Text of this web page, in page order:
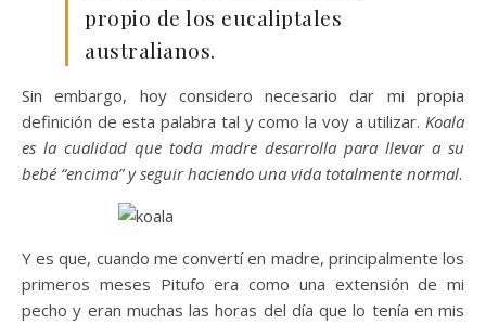
propio de los eucaliptales
australianos.
Sin embargo, hoy considero necesario dar mi propia
definición de esta palabra tal y como la voy a utilizar. Koala
es la cualidad que toda madre desarrolla para llevar a su
bebé “encima” y seguir haciendo una vida totalmente normal.
Y es que, cuando me convertí en madre, principalmente los
primeros meses Pitufo era como una extensión de mi
pecho y eran muchas las horas del día que lo tenía en mis